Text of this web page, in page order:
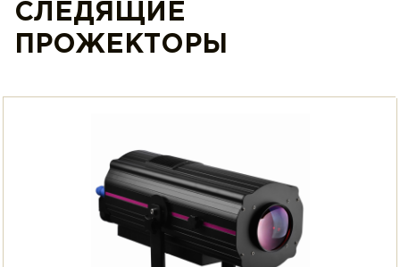
СЛЕДЯЩИЕ
ПРОЖЕКТОРЫ